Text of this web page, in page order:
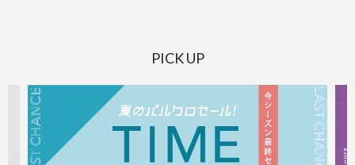
PICK UP